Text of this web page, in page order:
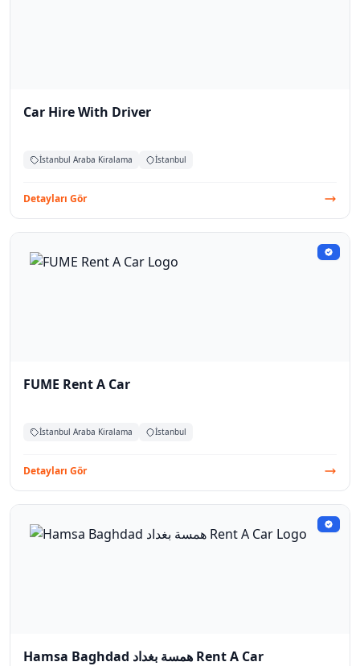
Car Hire With Driver
İstanbul Araba Kiralama İstanbul
Detayları Gör
FUME Rent A Car
İstanbul Araba Kiralama İstanbul
Detayları Gör
Hamsa Baghdad همسة بغداد Rent A Car